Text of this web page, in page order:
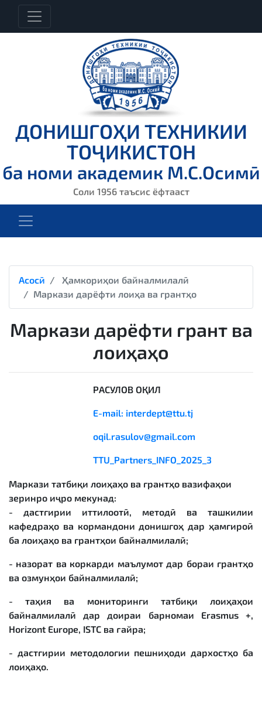
ДОНИШГОҲИ ТЕХНИКИИ
ТОҶИКИСТОН
ба номи академик М.С.Осимӣ
Соли 1956 таъсис ёфтааст
Асосӣ
Ҳамкориҳои байналмилалӣ
Маркази дарёфти лоиҳа ва грантҳо
Маркази дарёфти грант ва
лоиҳаҳо
РАСУЛОВ ОҚИЛ
E-mail: interdept@ttu.tj
oqil.rasulov@gmail.com
TTU_Partners_INFO_2025_3
Маркази татбиқи лоиҳаҳо ва грантҳо вазифаҳои
зеринро иҷро мекунад:
- дастгирии иттилоотӣ, методӣ ва ташкилии
кафедраҳо ва кормандони донишгоҳ дар ҳамгироӣ
ба лоиҳаҳо ва грантҳои байналмилалӣ;
- назорат ва коркарди маълумот дар бораи грантҳо
ва озмунҳои байналмилалӣ;
- таҳия ва мониторинги татбиқи лоиҳаҳои
байналмилалӣ дар доираи барномаи Erasmus +,
Horizont Europe, ISTC ва ғайра;
- дастгирии методологии пешниҳоди дархостҳо ба
лоиҳаҳо.